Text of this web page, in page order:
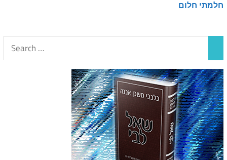
חלמתי חלום